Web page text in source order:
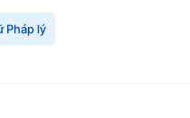
Pháp lý